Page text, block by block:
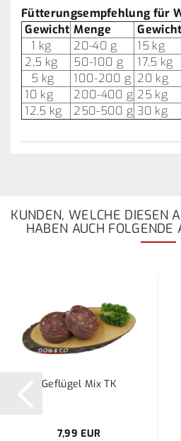
Fütterungsempfehlung für
Gewicht Menge Gewicht
1 kg
20-40 g 15 kg
2,5 kg
50-100 g 17,5 kg
5 kg
100-200 g 20 kg
10 kg
200-400 g 25 kg
12,5 kg
250-500 g 30 kg
KUNDEN, WELCHE DIESEN
HABEN AUCH FOLGENDE
Geflügel Mix TK
7,99 EUR